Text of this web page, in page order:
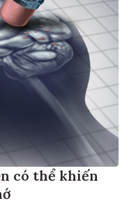
có thể khiến